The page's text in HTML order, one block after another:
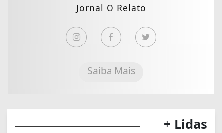
Jornal O Relato
Saiba Mais
+ Lidas